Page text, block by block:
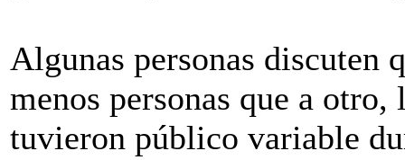
Algunas personas discuten
menos personas que a
tuvieron público variable